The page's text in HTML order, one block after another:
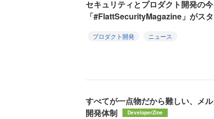
セキュリティとプロダクト開発の
「#FlattSecurityMagazine」がス
プロダクト開発
ニュース
すべてが一点物だから難しい、メ
開発体制
DeveloperZine